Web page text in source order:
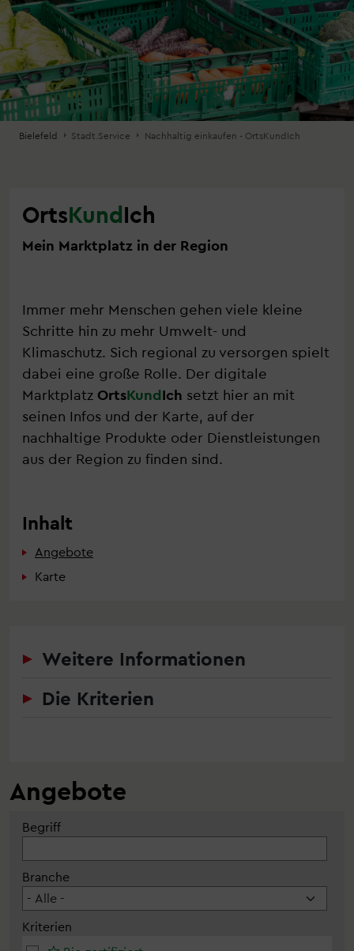
Bielefeld Stadt.Service Nachhaltig einkaufen - OrtsKundIch
OrtsKundIch
Mein Marktplatz in der Region
Immer mehr Menschen gehen viele kleine
Schritte hin zu mehr Umwelt- und
Klimaschutz. Sich regional zu versorgen spielt
dabei eine große Rolle. Der digitale
Marktplatz OrtsKundIch setzt hier an mit
seinen Infos und der Karte, auf der
nachhaltige Produkte oder Dienstleistungen
aus der Region zu finden sind.
Inhalt
Angebote
Karte
Weitere Informationen
Die Kriterien
Angebote
Begriff
Branche
Kriterien